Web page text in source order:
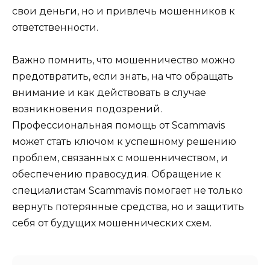
свои деньги, но и привлечь мошенников к
ответственности.
Важно помнить, что мошенничество можно
предотвратить, если знать, на что обращать
внимание и как действовать в случае
возникновения подозрений.
Профессиональная помощь от Scammavis
может стать ключом к успешному решению
проблем, связанных с мошенничеством, и
обеспечению правосудия. Обращение к
специалистам Scammavis помогает не только
вернуть потерянные средства, но и защитить
себя от будущих мошеннических схем.